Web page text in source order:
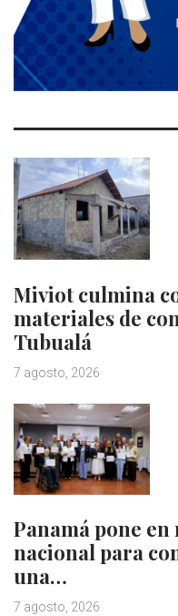
Miviot culmina
materiales de
Tubualá
7 agosto, 2026
Panamá pone
nacional para
una…
7 agosto, 2026